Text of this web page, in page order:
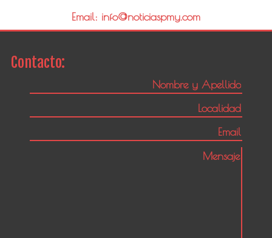
Email: info@noticiaspmy.com
Contacto: